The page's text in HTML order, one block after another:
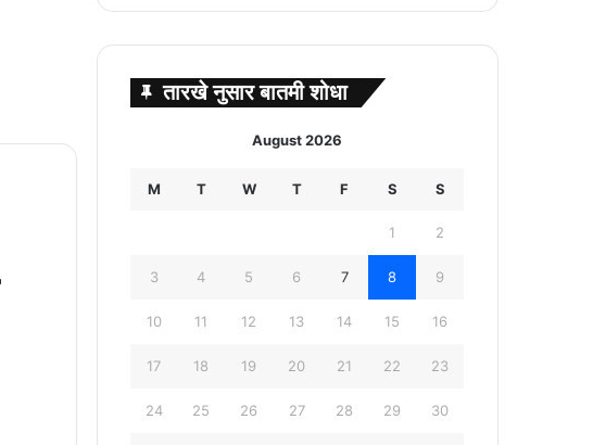
तारखे नुसार बातमी शोधा
August 2026
M T W T F S S
1 2
3 4 5 6 7 8 9
10 11 12 13 14 15 16
17 18 19 20 21 22 23
24 25 26 27 28 29 30